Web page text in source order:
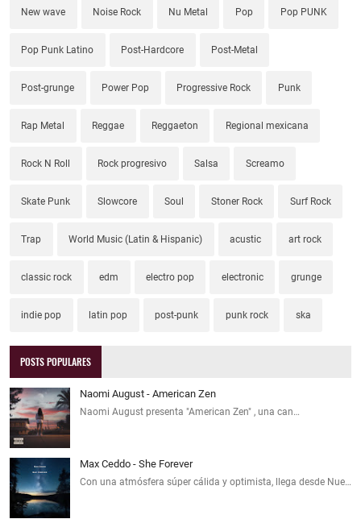
New wave Noise Rock Nu Metal Pop Pop PUNK
Pop Punk Latino Post-Hardcore Post-Metal
Post-grunge Power Pop Progressive Rock Punk
Rap Metal Reggae Reggaeton Regional mexicana
Rock N Roll Rock progresivo Salsa Screamo
Skate Punk Slowcore Soul Stoner Rock Surf Rock
Trap World Music (Latin & Hispanic) acustic art rock
classic rock edm electro pop electronic grunge
indie pop latin pop post-punk punk rock ska
POSTS POPULARES
Naomi August - American Zen
Naomi August presenta "American Zen" , una can…
Max Ceddo - She Forever
Con una atmósfera súper cálida y optimista, llega desde Nue…